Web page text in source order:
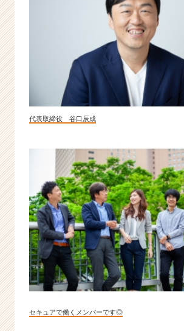
き
業
へ！
チ
成
長
企
業
か
ら
ス
カ
ウ
ト
が
届
就
代表取締役 谷口辰成
セキュアで働くメンバーです◎